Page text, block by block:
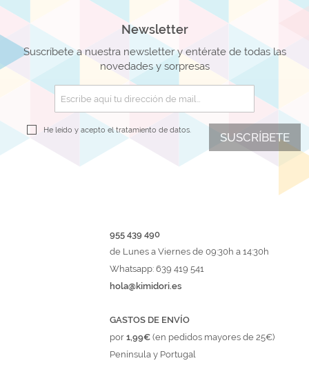
Newsletter
Suscríbete a nuestra newsletter y entérate de todas las
novedades y sorpresas
SUSCRÍBETE
He leído y acepto el tratamiento de datos.
955 439 490
de Lunes a Viernes de 09:30h a 14:30h
Whatsapp: 639 419 541
hola@kimidori.es
GASTOS DE ENVÍO
por1,99€(en pedidos mayores de 25€)
Península y Portugal